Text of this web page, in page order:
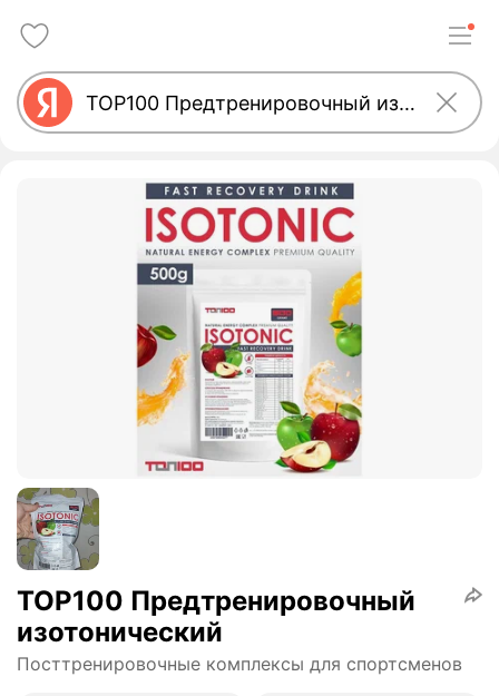
TOP100 Предтренировочный
изотонический
Посттренировочные комплексы для спортсменов